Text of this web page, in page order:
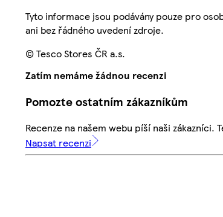
Tyto informace jsou podávány pouze pro
ani bez řádného uvedení zdroje.
© Tesco Stores ČR a.s.
Zatím nemáme žádnou recenzi
Pomozte ostatním zákazníkům
Recenze na našem webu píší naši
Napsat recenzi